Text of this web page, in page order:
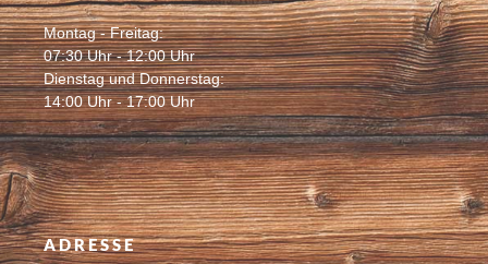
Montag - Freitag:
07:30 Uhr - 12:00 Uhr
Dienstag und Donnerstag:
14:00 Uhr - 17:00 Uhr
ADRESSE